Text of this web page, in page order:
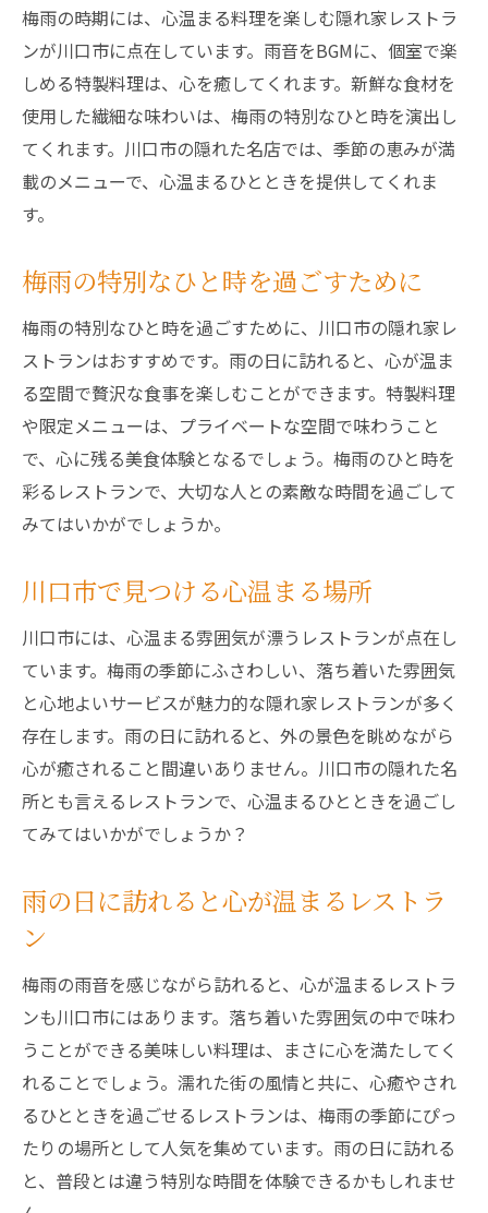
梅雨の時期には、心温まる料理を楽しむ隠れ家レストラ
ンが川口市に点在しています。雨音をBGMに、個室で楽
しめる特製料理は、心を癒してくれます。新鮮な食材を
使用した繊細な味わいは、梅雨の特別なひと時を演出し
てくれます。川口市の隠れた名店では、季節の恵みが満
載のメニューで、心温まるひとときを提供してくれま
す。
梅雨の特別なひと時を過ごすために
梅雨の特別なひと時を過ごすために、川口市の隠れ家レ
ストランはおすすめです。雨の日に訪れると、心が温ま
る空間で贅沢な食事を楽しむことができます。特製料理
や限定メニューは、プライベートな空間で味わうこと
で、心に残る美食体験となるでしょう。梅雨のひと時を
彩るレストランで、大切な人との素敵な時間を過ごして
みてはいかがでしょうか。
川口市で見つける心温まる場所
川口市には、心温まる雰囲気が漂うレストランが点在し
ています。梅雨の季節にふさわしい、落ち着いた雰囲気
と心地よいサービスが魅力的な隠れ家レストランが多く
存在します。雨の日に訪れると、外の景色を眺めながら
心が癒されること間違いありません。川口市の隠れた名
所とも言えるレストランで、心温まるひとときを過ごし
てみてはいかがでしょうか？
雨の日に訪れると心が温まるレストラ
ン
梅雨の雨音を感じながら訪れると、心が温まるレストラ
ンも川口市にはあります。落ち着いた雰囲気の中で味わ
うことができる美味しい料理は、まさに心を満たしてく
れることでしょう。濡れた街の風情と共に、心癒やされ
るひとときを過ごせるレストランは、梅雨の季節にぴっ
たりの場所として人気を集めています。雨の日に訪れる
と、普段とは違う特別な時間を体験できるかもしれませ